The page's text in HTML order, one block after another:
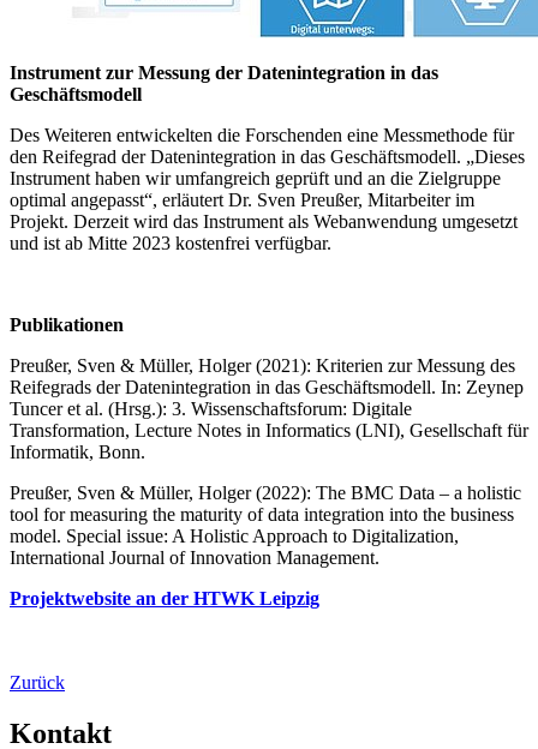
Instrument zur Messung der Datenintegration in das
Geschäftsmodell
Des Weiteren entwickelten die Forschenden eine Messmethode für
den Reifegrad der Datenintegration in das Geschäftsmodell. „Dieses
Instrument haben wir umfangreich geprüft und an die Zielgruppe
optimal angepasst“, erläutert Dr. Sven Preußer, Mitarbeiter im
Projekt. Derzeit wird das Instrument als Webanwendung umgesetzt
und ist ab Mitte 2023 kostenfrei verfügbar.
Publikationen
Preußer, Sven & Müller, Holger (2021): Kriterien zur Messung des
Reifegrads der Datenintegration in das Geschäftsmodell. In: Zeynep
Tuncer et al. (Hrsg.): 3. Wissenschaftsforum: Digitale
Transformation, Lecture Notes in Informatics (LNI), Gesellschaft für
Informatik, Bonn.
Preußer, Sven & Müller, Holger (2022): The BMC Data – a holistic
tool for measuring the maturity of data integration into the business
model. Special issue: A Holistic Approach to Digitalization,
International Journal of Innovation Management.
Projektwebsite an der HTWK Leipzig
Zurück
Kontakt